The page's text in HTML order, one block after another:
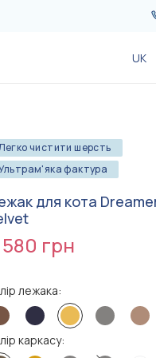
UK
чистити шерсть
фактура
для кота
грн
лежака:
каркасу: